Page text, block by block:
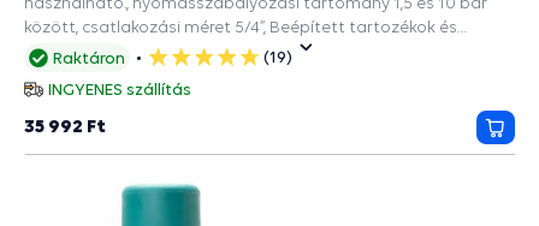
Raktáron
5
csillag
(19)
INGYENES szállítás
között, csatlakozási méret 5/4”, Beépített tartozékok és
védelmi funkciók: PRESS CONTROL szivattyúkhoz, Manométer,
35 992 Ft